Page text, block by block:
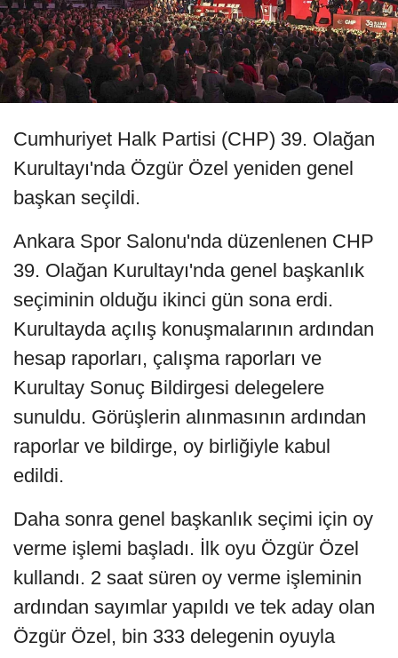
Cumhuriyet Halk Partisi (CHP) 39. Olağan
Kurultayı'nda Özgür Özel yeniden genel
başkan seçildi.
Ankara Spor Salonu'nda düzenlenen CHP
39. Olağan Kurultayı'nda genel başkanlık
seçiminin olduğu ikinci gün sona erdi.
Kurultayda açılış konuşmalarının ardından
hesap raporları, çalışma raporları ve
Kurultay Sonuç Bildirgesi delegelere
sunuldu. Görüşlerin alınmasının ardından
raporlar ve bildirge, oy birliğiyle kabul
edildi.
Daha sonra genel başkanlık seçimi için oy
verme işlemi başladı. İlk oyu Özgür Özel
kullandı. 2 saat süren oy verme işleminin
ardından sayımlar yapıldı ve tek aday olan
Özgür Özel, bin 333 delegenin oyuyla